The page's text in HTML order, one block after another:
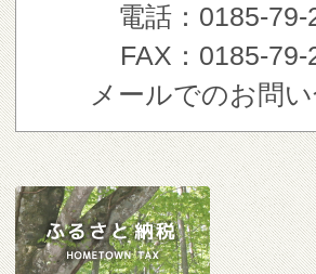
電話：0185-79-
FAX：0185-79-
メールでのお問